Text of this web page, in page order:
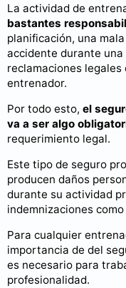
La actividad de
bastantes
planificación, una
accidente durante
reclamaciones
entrenador.
Por todo esto, el
va a ser algo
requerimiento legal.
Este tipo de seguro
producen daños
durante su actividad
indemnizaciones
Para cualquier
importancia de del
es necesario para
profesionalidad.